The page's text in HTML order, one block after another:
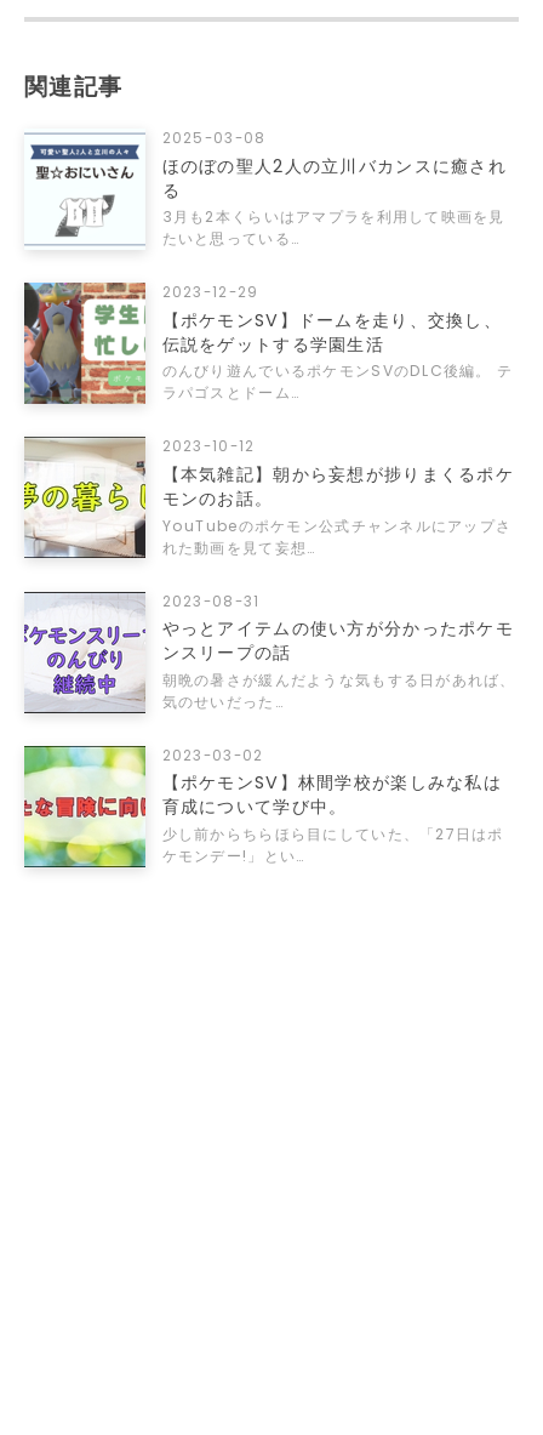
関連記事
2025-03-08
ほのぼの聖人2人の立川バカンスに癒され
る
3月も2本くらいはアマプラを利用して映画を見
たいと思っている…
2023-12-29
【ポケモンSV】ドームを走り、交換し、
伝説をゲットする学園生活
のんびり遊んでいるポケモンSVのDLC後編。 テ
ラパゴスとドーム…
2023-10-12
【本気雑記】朝から妄想が捗りまくるポケ
モンのお話。
YouTubeのポケモン公式チャンネルにアップさ
れた動画を見て妄想…
2023-08-31
やっとアイテムの使い方が分かったポケモ
ンスリープの話
朝晩の暑さが緩んだような気もする日があれば、
気のせいだった…
2023-03-02
【ポケモンSV】林間学校が楽しみな私は
育成について学び中。
少し前からちらほら目にしていた、「27日はポ
ケモンデー!」とい…